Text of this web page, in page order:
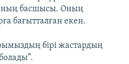
басшысы. Оның
бағытталған екен.
бірі жастардың